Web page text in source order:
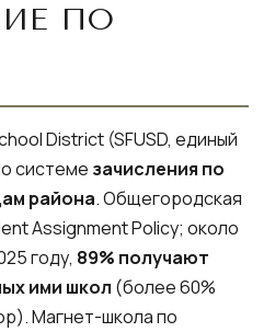
ПО
District (SFUSD, единый
системе зачисления по
района. Общегородская
Assignment Policy; около
году, 89% получают
ими школ (более 60%
Магнет-школа по